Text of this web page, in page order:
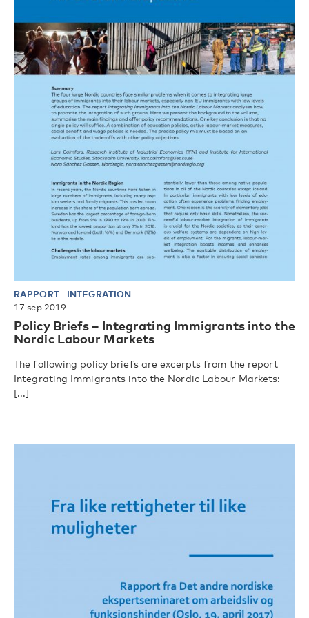
RAPPORT- INTEGRATION
17 sep 2019
Policy Briefs – Integrating Immigrants into the
Nordic Labour Markets
The following policy briefs are excerpts from the report
Integrating Immigrants into the Nordic Labour Markets:
[...]